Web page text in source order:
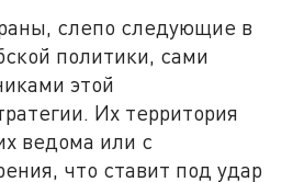
слепо следующие в
политики, сами
этой
Их территория
ведома или с
что ставит под удар